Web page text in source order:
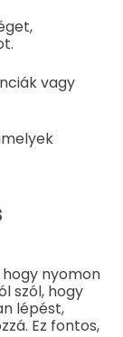
vagy
nyomon
szól, hogy
lépést,
Ez fontos,